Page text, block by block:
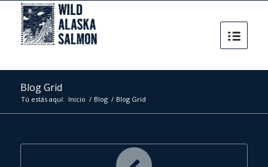
Blog Grid
Tú estás aquí: Inicio / Blog / Blog Grid